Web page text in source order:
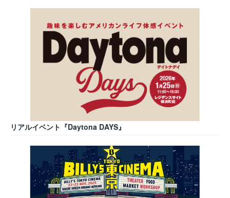
リアルイベント『Daytona DAYS』